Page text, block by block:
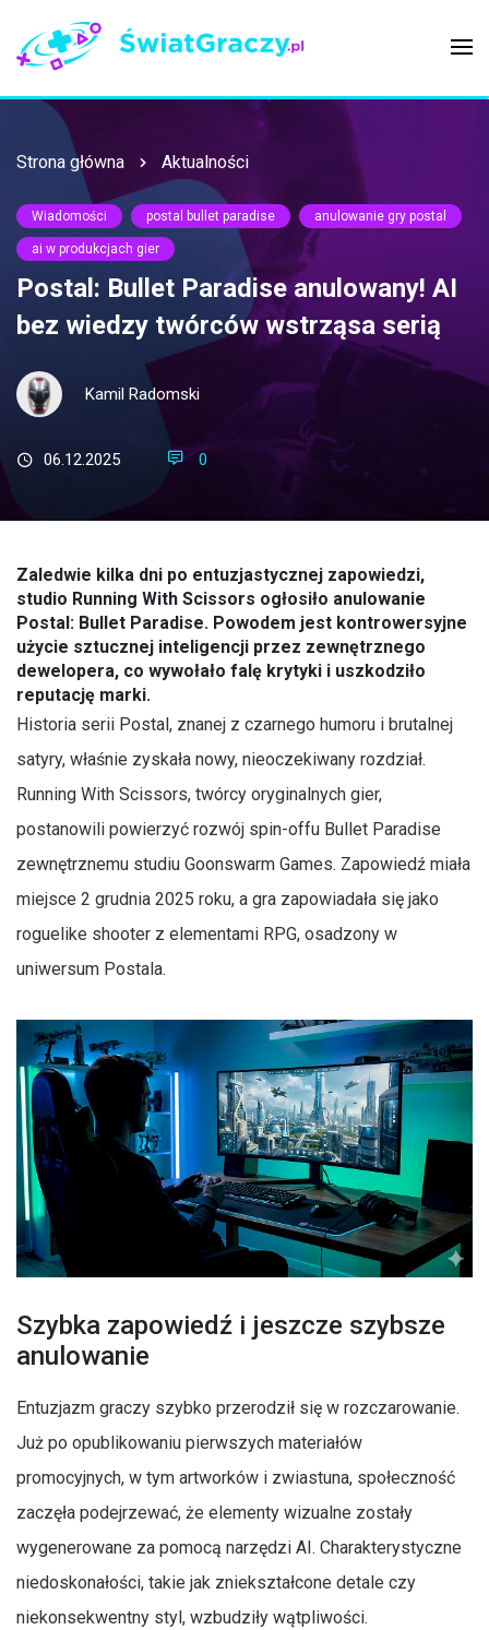
Strona główna Aktualności
Wiadomości postal bullet paradise anulowanie gry postal
ai w produkcjach gier
Postal: Bullet Paradise anulowany! AI
bez wiedzy twórców wstrząsa serią
Kamil Radomski
06.12.2025 0
Zaledwie kilka dni po entuzjastycznej zapowiedzi,
studio Running With Scissors ogłosiło anulowanie
Postal: Bullet Paradise. Powodem jest kontrowersyjne
użycie sztucznej inteligencji przez zewnętrznego
dewelopera, co wywołało falę krytyki i uszkodziło
reputację marki.
Historia serii Postal, znanej z czarnego humoru i brutalnej
satyry, właśnie zyskała nowy, nieoczekiwany rozdział.
Running With Scissors, twórcy oryginalnych gier,
postanowili powierzyć rozwój spin-offu Bullet Paradise
zewnętrznemu studiu Goonswarm Games. Zapowiedź miała
miejsce 2 grudnia 2025 roku, a gra zapowiadała się jako
roguelike shooter z elementami RPG, osadzony w
uniwersum Postala.
Szybka zapowiedź i jeszcze szybsze
anulowanie
Entuzjazm graczy szybko przerodził się w rozczarowanie.
Już po opublikowaniu pierwszych materiałów
promocyjnych, w tym artworków i zwiastuna, społeczność
zaczęła podejrzewać, że elementy wizualne zostały
wygenerowane za pomocą narzędzi AI. Charakterystyczne
niedoskonałości, takie jak zniekształcone detale czy
niekonsekwentny styl, wzbudziły wątpliwości.